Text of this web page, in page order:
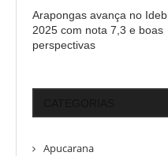
Arapongas avança no Ideb
2025 com nota 7,3 e boas
perspectivas
Apucarana